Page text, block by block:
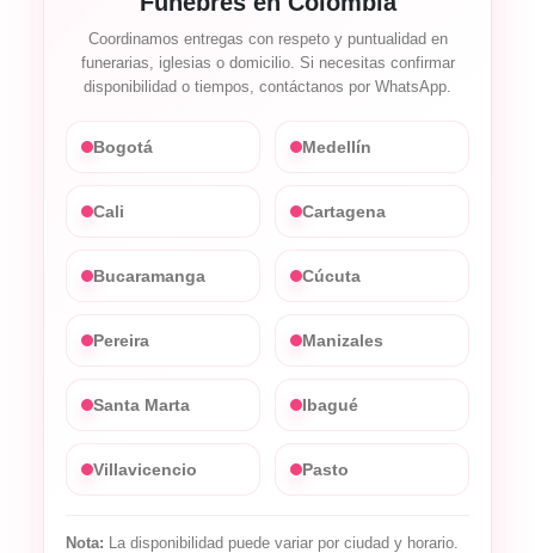
Coordinamos entregas con respeto y puntualidad en
funerarias, iglesias o domicilio. Si necesitas confirmar
disponibilidad o tiempos, contáctanos por WhatsApp.
Bogotá Medellín
Cali Cartagena
Bucaramanga Cúcuta
Pereira Manizales
Santa Marta Ibagué
Villavicencio Pasto
Nota: La disponibilidad puede variar por ciudad y horario.